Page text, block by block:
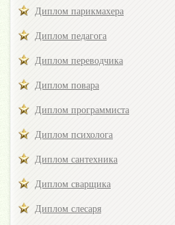
Диплом парикмахера
Диплом педагога
Диплом переводчика
Диплом повара
Диплом программиста
Диплом психолога
Диплом сантехника
Диплом сварщика
Диплом слесаря